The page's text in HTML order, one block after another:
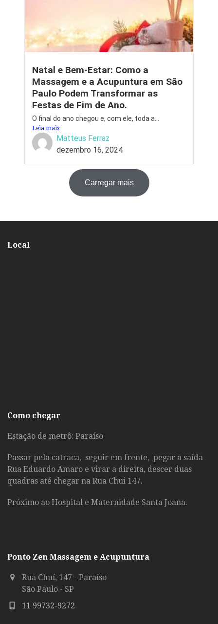
Natal e Bem-Estar: Como a
Massagem e a Acupuntura em São
Paulo Podem Transformar as
Festas de Fim de Ano.
O final do ano chegou e, com ele, toda a...
Leia mais
Matteus Ferraz
dezembro 16, 2024
Carregar mais
Local
Como chegar
Estação de metrô: Paraíso
Passar pela catraca, seguir em frente, pegar a saída
Rua Eduardo Amaro e virar a direita, descer duas
quadras até chegar na Rua Chui 147.
Próximo ao Hospital e Maternidade Santa Joana.
Ponto Zen Massagem e Acupuntura
Rua Chuí, 147 - Paraíso
São Paulo - SP
11 99732-9272